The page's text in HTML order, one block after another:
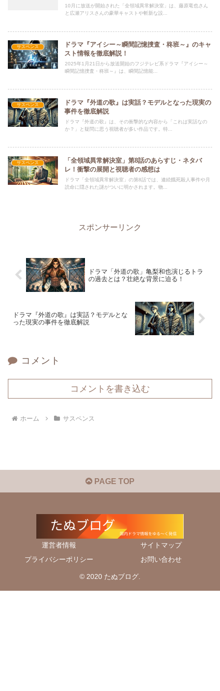
10月に放送が開始された「全領域異常解決室」は、藤原竜也さん
と広瀬アリスさんの豪華キャストや斬新な設...
サスペンス
ドラマ『アイシー～瞬間記憶捜査・柊班～』のキャ
スト情報を徹底解説！
2025年1月21日から放送開始のフジテレビ系ドラマ『アイシー～
瞬間記憶捜査・柊班～』は、瞬間記憶能...
サスペンス
ドラマ『外道の歌』は実話？モデルとなった現実の
事件を徹底解説
ドラマ『外道の歌』は、その衝撃的な内容から「これは実話なの
か？」と疑問に思う視聴者が多い作品です。特...
サスペンス
「全領域異常解決室」第8話のあらすじ・ネタバ
レ！衝撃の展開と視聴者の感想は
ドラマ「全領域異常解決室」の第8話では、連続餓死殺人事件や月
読命に隠された謎がついに明かされます。物...
スポンサーリンク
ドラマ「外道の歌」亀梨和也演じるトラ
の過去とは？壮絶な背景に迫る！
ドラマ『外道の歌』は実話？モデルとな
った現実の事件を徹底解説
コメント
コメントを書き込む
ホーム サスペンス
PAGE TOP
運営者情報
サイトマップ
プライバシーポリシー
お問い合わせ
© 2020 たぬブログ.